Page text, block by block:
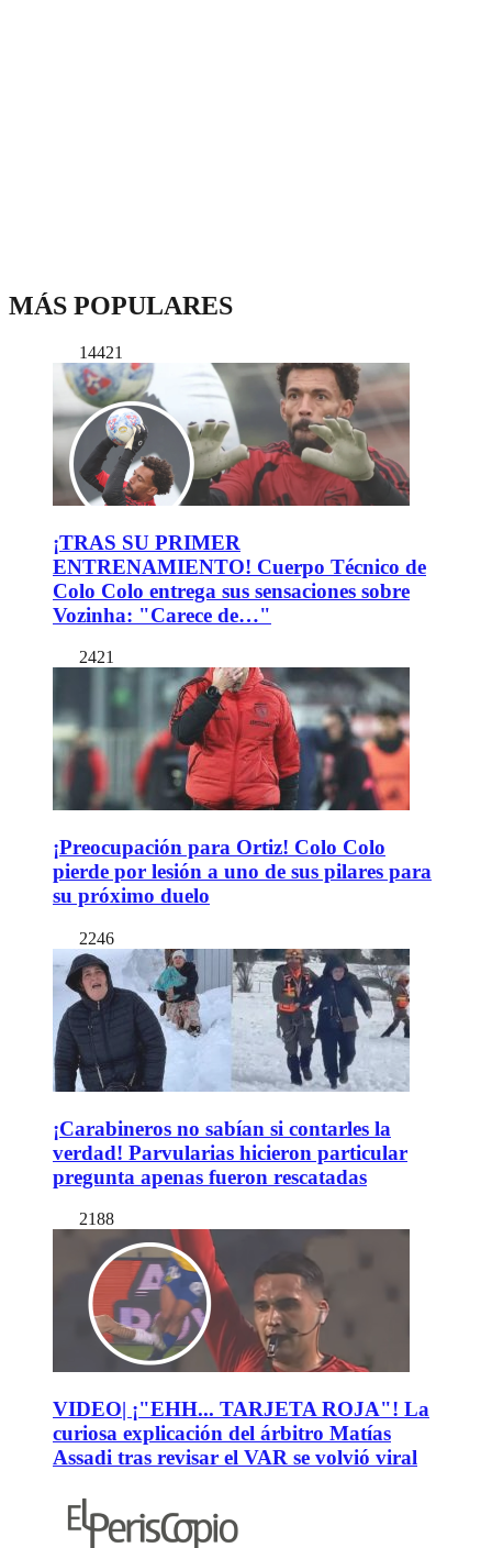
MÁS POPULARES
14421
¡TRAS SU PRIMER
ENTRENAMIENTO! Cuerpo Técnico de
Colo Colo entrega sus sensaciones sobre
Vozinha: "Carece de…"
2421
¡Preocupación para Ortiz! Colo Colo
pierde por lesión a uno de sus pilares para
su próximo duelo
2246
¡Carabineros no sabían si contarles la
verdad! Parvularias hicieron particular
pregunta apenas fueron rescatadas
2188
VIDEO| ¡"EHH... TARJETA ROJA"! La
curiosa explicación del árbitro Matías
Assadi tras revisar el VAR se volvió viral